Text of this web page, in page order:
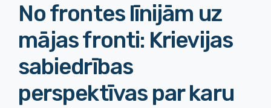
No frontes līnijām uz
mājas fronti: Krievijas
sabiedrības
perspektīvas par karu